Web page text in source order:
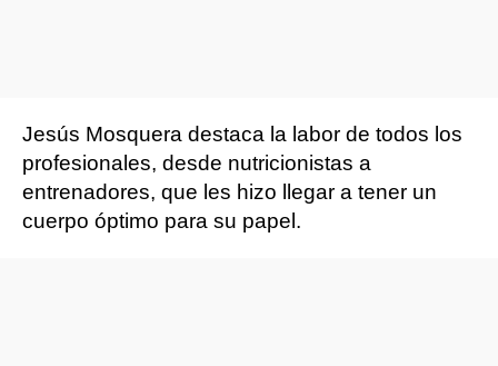
Jesús Mosquera destaca la labor de todos los
profesionales, desde nutricionistas a
entrenadores, que les hizo llegar a tener un
cuerpo óptimo para su papel.